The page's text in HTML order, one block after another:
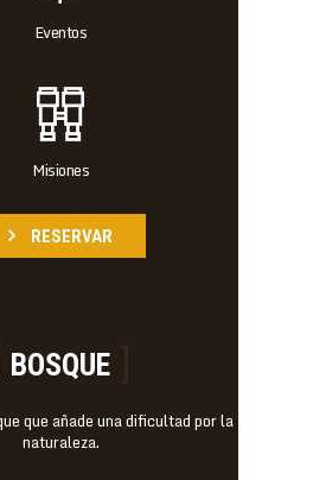
Eventos
Misiones
RESERVAR
BOSQUE
que añade una dificultad por la
naturaleza.